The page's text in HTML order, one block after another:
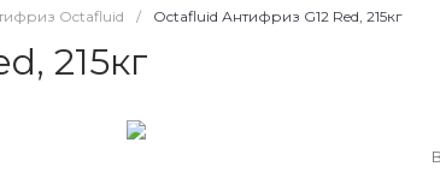
Octafluid / Octafluid Антифриз G12 Red, 215кг
215кг